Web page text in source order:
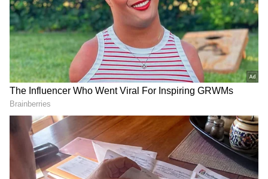
Image Credit :Youtube/ Vinay Shanumukh
యూట్యూబ్ ని షేక్ చేస్తున్న షణ్ముఖ్
ఈ పాటలో.. షణ్ముఖ్ తో పాటు మరో యూట్యూబ్ బ్యూటీ
చాందన పయ్యావుల నటించారు. ఇదేదో నార్మల్ డ్యాన్స్
వీడియోలా కాకుండా.. సినిమాటిక్ ఫీల్ తీసుకువచ్చేలా ఈ
పాట డిజైన్ చేశారు. ఒక కథ ద్వారా.. పాటను చెప్పడానికి
ప్రయత్నించారు.‘ ఒక టైలర్ కొడుకు.. ఎదురింటి అమ్మాయిని
ప్రేమిస్తాడు. ఇద్దరూ ఒకరినొకరు ప్రేమించుకుంటారు. ఇక
అమ్మాయి కాలేజీలో చదువుకుంటూ ఉంటుంది. తనకు